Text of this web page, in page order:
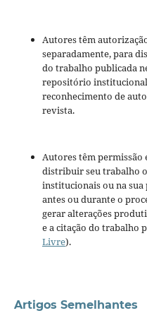
Autores têm
separadamente, para
do trabalho publicada
repositório
reconhecimento de
revista.
Autores têm permissão
distribuir seu trabalho
institucionais ou na sua
antes ou durante o
gerar alterações
e a citação do trabalho
Livre).
Artigos Semelhantes